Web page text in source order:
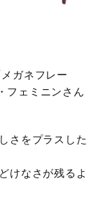
ガネフレー
フェミニンさん
さをプラスした
けなさが残るよ